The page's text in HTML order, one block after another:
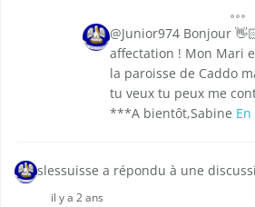
@Junior974 Bonjour
affectation ! Mon Mari
la paroisse de Caddo
tu veux tu peux me
***A bientôt,Sabine
slessuisse a répondu à une
il y a 2 ans